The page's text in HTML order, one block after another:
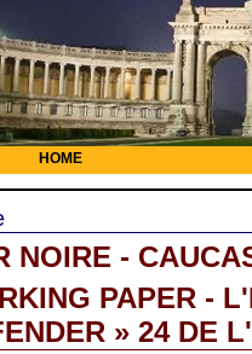
HOME
NOIRE -
PAPER -
» 24 DE